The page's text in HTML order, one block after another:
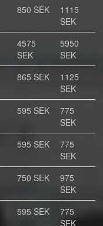
850 SEK
1115
SEK
4575
SEK
5950
SEK
865 SEK
1125
SEK
595 SEK
775
SEK
595 SEK
775
SEK
750 SEK
975
SEK
595 SEK
775
SEK